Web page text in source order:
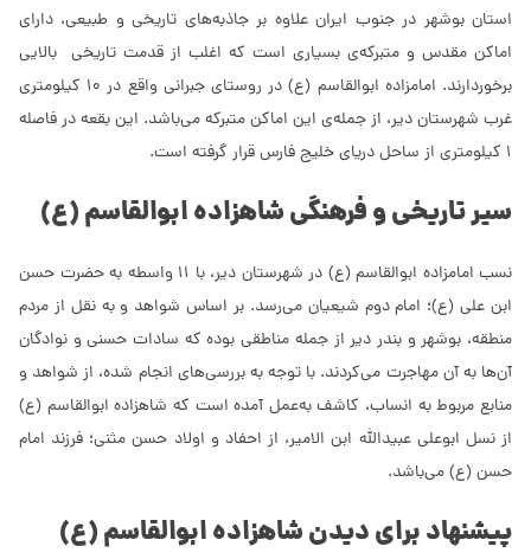
استان بوشهر در جنوب ایران علاوه بر جاذبه‎‌های تاریخی و طبیعی، دارای
اماکن مقدس و متبرکه‌ی بسیاری است که اغلب از قدمت تاریخی بالایی
برخوردارند. امامزاده ابوالقاسم (ع) در روستای جبرانی واقع در 10 کیلومتری
غرب شهرستان دیر، از جمله‌ی این اماکن متبرکه می‌باشد. این بقعه در فاصله
1 کیلومتری از ساحل دریای خلیج فارس قرار گرفته است.
سیر تاریخی و فرهنگی شاهزاده ابوالقاسم (ع)
نسب امامزاده ابوالقاسم (ع) در شهرستان دیر، با 11 واسطه به حضرت حسن
ابن علی (ع)؛ امام دوم شیعیان می‌رسد. بر اساس شواهد و به نقل از مردم
منطقه، بوشهر و بندر دیر از جمله مناطقی بوده که سادات حسنی و نوادگان
آن‌ها به آن مهاجرت می‌کردند. با توجه به بررسی‌های انجام شده، از شواهد و
منابع مربوط به انساب، کاشف به‌عمل آمده است که شاهزاده ابوالقاسم (ع)
از نسل ابوعلی عبیدالله ابن الامیر، از احفاد و اولاد حسن مثنی؛ فرزند امام
حسن (ع) می‌باشد.
پیشنهاد برای دیدن شاهزاده ابوالقاسم (ع)